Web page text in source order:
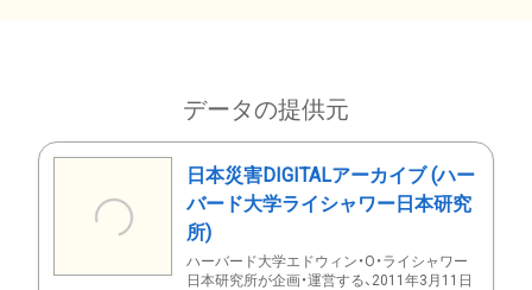
データの提供元
日本災害DIGITALアーカイブ (ハー
バード大学ライシャワー日本研究
所)
ハーバード大学エドウィン・O・ライシャワー
日本研究所が企画・運営する、2011年3月11日